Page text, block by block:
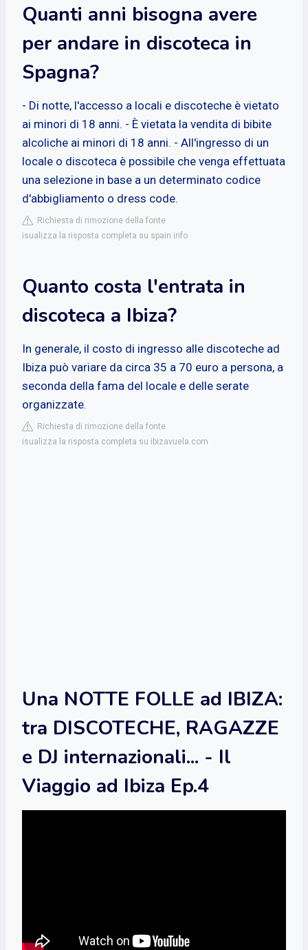
Quanti anni bisogna avere
per andare in discoteca in
Spagna?
- Di notte, l'accesso a locali e discoteche è vietato
ai minori di 18 anni. - È vietata la vendita di bibite
alcoliche ai minori di 18 anni. - All'ingresso di un
locale o discoteca è possibile che venga effettuata
una selezione in base a un determinato codice
d'abbigliamento o dress code.
Richiesta di rimozione della fonte
isualizza la risposta completa su spain.info
Quanto costa l'entrata in
discoteca a Ibiza?
In generale, il costo di ingresso alle discoteche ad
Ibiza può variare da circa 35 a 70 euro a persona, a
seconda della fama del locale e delle serate
organizzate.
Richiesta di rimozione della fonte
isualizza la risposta completa su ibizavuela.com
Una NOTTE FOLLE ad IBIZA:
tra DISCOTECHE, RAGAZZE
e DJ internazionali... - Il
Viaggio ad Ibiza Ep.4